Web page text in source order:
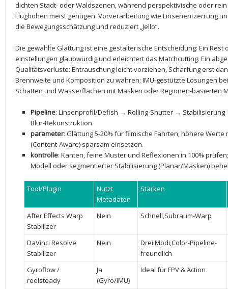
dichten Stadt- oder Waldszenen, während​ perspektivische oder
Flughöhen meist genügen. Vorverarbeitung⁣ wie Linsenentzerrung
die Bewegungsschätzung⁤ und reduziert „Jello”.
Die⁢ gewählte Glättung ⁤ist eine gestalterische Entscheidung: Ein Rest
‌einstellungen glaubwürdig und erleichtert das Matchcutting. Ein⁤
Qualitätsverluste: Entrauschung leicht vorziehen, Schärfung erst
Brennweite und Komposition zu wahren; IMU-gestützte Lösungen‍
Schatten und Wasserflächen mit Masken oder Regionen-basierten
Pipeline: Linsenprofil/Defish → Rolling-Shutter →
Blur-Rekonstruktion.
parameter: Glättung⁤ 5-20% für ‍filmische Fahrten; höhere
(Content-Aware) sparsam⁤ einsetzen.
kontrolle: ‌Kanten, ‌feine Muster und ​Reflexionen in 100%
Modell oder segmentierter Stabilisierung (Planar/Masken)⁢
Tool/Plugin
Nutzt
Metadaten
Stärken
After Effects Warp
Stabilizer
Nein Schnell,Subraum-Warp
DaVinci Resolve⁤
Stabilizer
Nein
Drei Modi,Color-Pipeline-
freundlich
Gyroflow /
‍reelsteady
Ja
(Gyro/IMU)
Ideal​ für FPV & Action